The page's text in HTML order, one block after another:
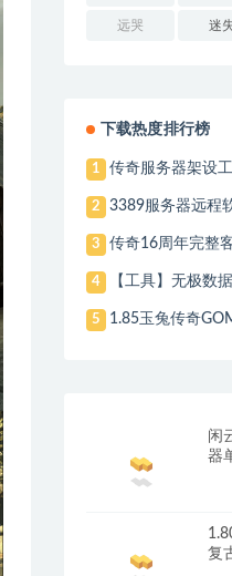
远哭 迷
下载热度排行榜
1 传奇服务器架设
2 3389服务器远程
3 传奇16周年完整
4 【工具】无极数
5 1.85玉兔传奇
闲
器
复